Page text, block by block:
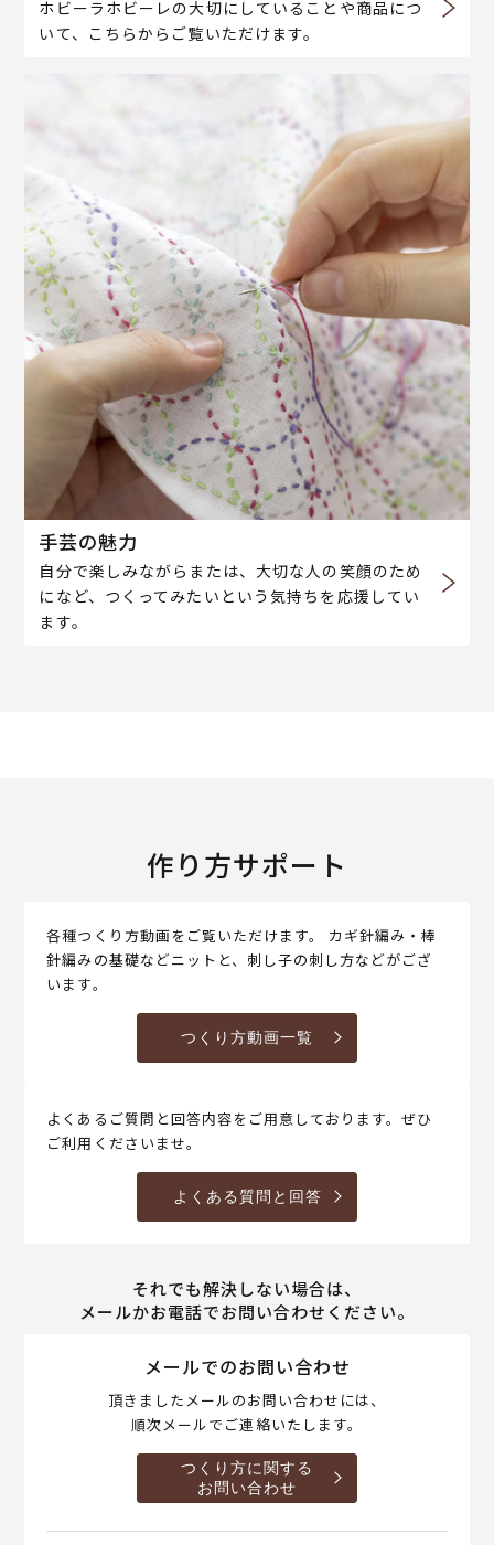
ホビーラホビーレの大切にしていることや商品につ
いて、こちらからご覧いただけます。
手芸の魅力
自分で楽しみながらまたは、大切な人の笑顔のため
になど、つくってみたいという気持ちを応援してい
ます。
作り方サポート
各種つくり方動画をご覧いただけます。 カギ針編み・棒
針編みの基礎などニットと、刺し子の刺し方などがござ
います。
つくり方動画一覧
よくあるご質問と回答内容をご用意しております。ぜひ
ご利用くださいませ。
よくある質問と回答
それでも解決しない場合は、
メールかお電話でお問い合わせください。
メールでのお問い合わせ
頂きましたメールのお問い合わせには、
順次メールでご連絡いたします。
つくり方に関する
お問い合わせ